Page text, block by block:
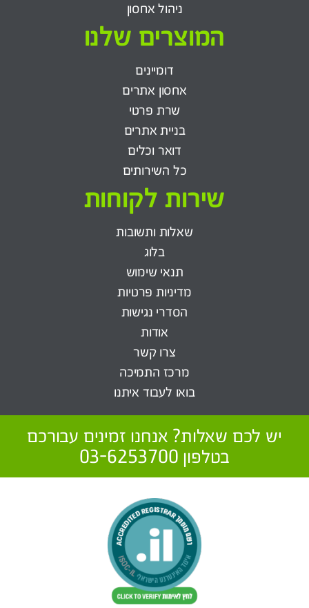
ניהול אחסון
המוצרים שלנו
דומיינים
אחסון אתרים
שרת פרטי
בניית אתרים
דואר וכלים
כל השירותים
שירות לקוחות
שאלות ותשובות
בלוג
תנאי שימוש
מדיניות פרטיות
הסדרי נגישות
אודות
צרו קשר
מרכז התמיכה
בואו לעבוד איתנו
יש לכם שאלות? אנחנו זמינים עבורכם
בטלפון 03-6253700